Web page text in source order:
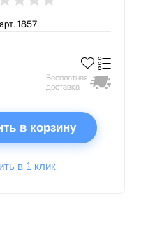
арт. 1857
Бесплатная
доставка
в корзину
в 1 клик